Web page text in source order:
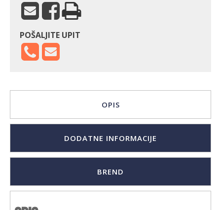
POŠALJITE UPIT
OPIS
DODATNE INFORMACIJE
BREND